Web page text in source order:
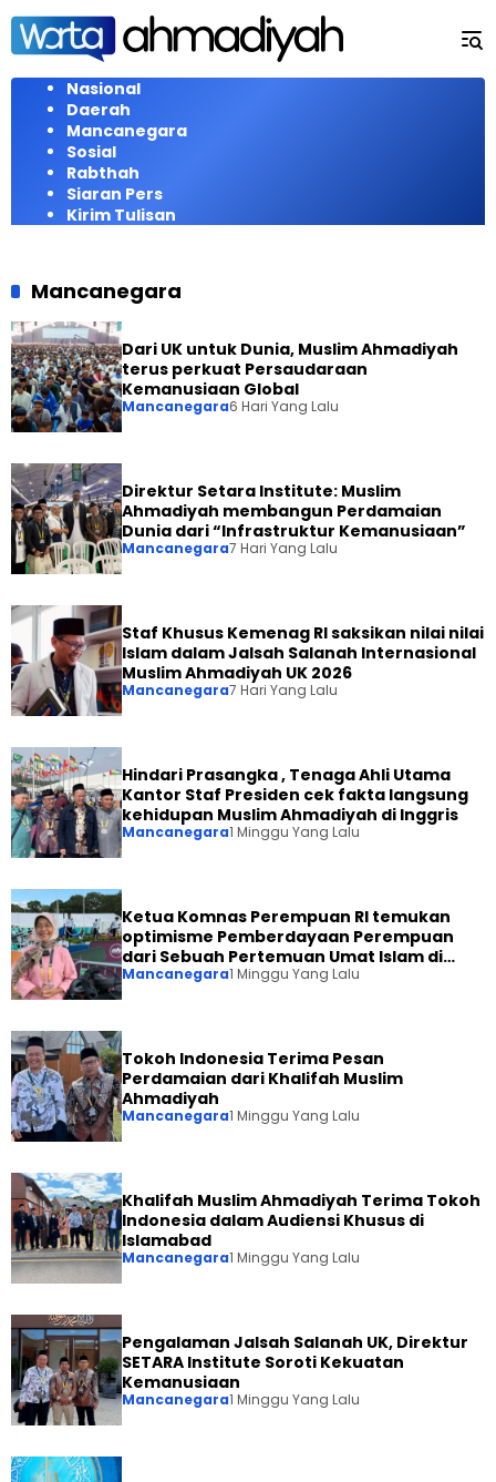
Langsung
konten
Nasional
Daerah
Mancanegara
Sosial
Rabthah
Siaran Pers
Kirim Tulisan
Mancanegara
Dari UK untuk Dunia, Muslim Ahmadiyah
terus perkuat Persaudaraan
Kemanusiaan Global
Mancanegara6 Hari Yang Lalu
Direktur Setara Institute: Muslim
Ahmadiyah membangun Perdamaian
Dunia dari “Infrastruktur Kemanusiaan”
Mancanegara7 Hari Yang Lalu
Staf Khusus Kemenag RI saksikan nilai nilai
Islam dalam Jalsah Salanah Internasional
Muslim Ahmadiyah UK 2026
Mancanegara7 Hari Yang Lalu
Hindari Prasangka , Tenaga Ahli Utama
Kantor Staf Presiden cek fakta langsung
kehidupan Muslim Ahmadiyah di Inggris
Mancanegara1 Minggu Yang Lalu
Ketua Komnas Perempuan RI temukan
optimisme Pemberdayaan Perempuan
dari Sebuah Pertemuan Umat Islam di
Inggris
Mancanegara1 Minggu Yang Lalu
Tokoh Indonesia Terima Pesan
Perdamaian dari Khalifah Muslim
Ahmadiyah
Mancanegara1 Minggu Yang Lalu
Khalifah Muslim Ahmadiyah Terima Tokoh
Indonesia dalam Audiensi Khusus di
Islamabad
Mancanegara1 Minggu Yang Lalu
Pengalaman Jalsah Salanah UK, Direktur
SETARA Institute Soroti Kekuatan
Kemanusiaan
Mancanegara1 Minggu Yang Lalu